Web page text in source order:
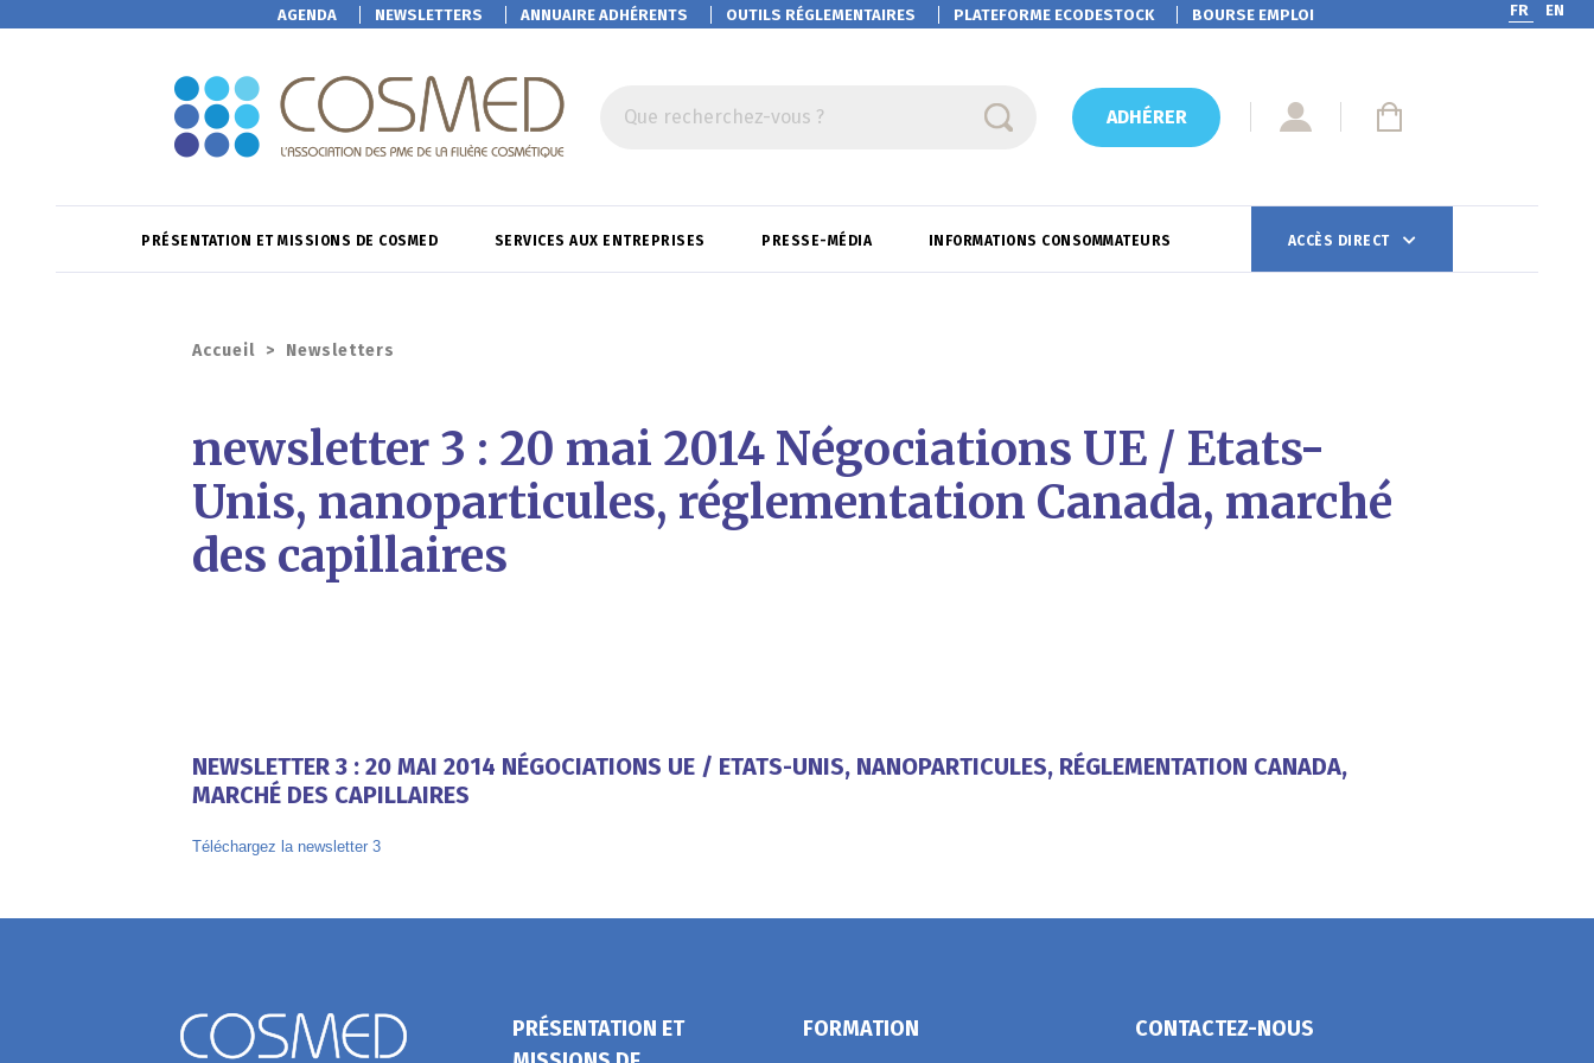
AGENDA NEWSLETTERS ANNUAIRE ADHÉRENTS OUTILS RÉGLEMENTAIRES PLATEFORMEECODESTOCK BOURSE EMPLOI FR EN
Que recherchez-vous ? ADHÉRER
PRÉSENTATION ET MISSIONS DE COSMED SERVICES AUX ENTREPRISES PRESSE-MÉDIA INFORMATIONS CONSOMMATEURS ACCÈS DIRECT
Accueil > Newsletters
newsletter 3 : 20 mai 2014 Négociations UE / Etats-
Unis, nanoparticules, réglementation Canada, marché
des capillaires
NEWSLETTER 3 : 20 MAI 2014 NÉGOCIATIONS UE / ETATS-UNIS, NANOPARTICULES, RÉGLEMENTATION CANADA,
MARCHÉ DES CAPILLAIRES
Téléchargez la newsletter 3
PRÉSENTATION ET
FORMATION CONTACTEZ-NOUS